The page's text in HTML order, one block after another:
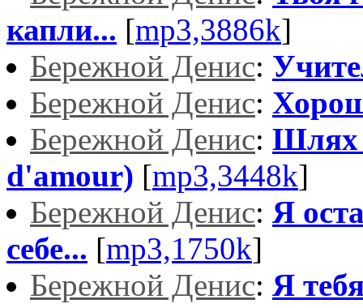
капли... [mp3,3886k]
Бережной Денис:
Бережной Денис:
Бережной Денис: Шлях
d'amour) [mp3,3448k]
Бережной Денис: Я
себе... [mp3,1750k]
Бережной Денис: Я